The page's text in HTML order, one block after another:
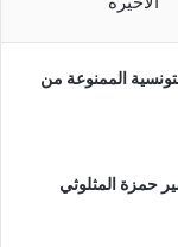
الممنوعة من
حمزة المثلوثي